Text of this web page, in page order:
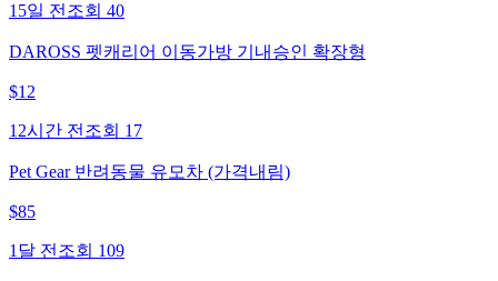
15일 전 조회 40
DAROSS 펫캐리어 이동가방 기내승인 확장형
$12
12시간 전 조회 17
Pet Gear 반려동물 유모차 (가격내림)
$85
1달 전 조회 109